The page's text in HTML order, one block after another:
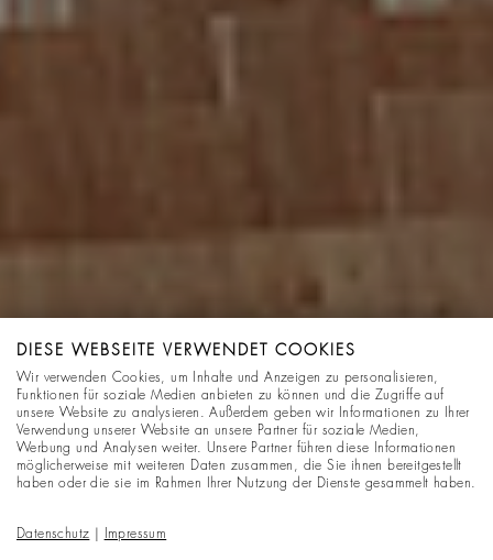
DIESE WEBSEITE VERWENDET COOKIES
Wir verwenden Cookies, um Inhalte und Anzeigen zu personalisieren,
Funktionen für soziale Medien anbieten zu können und die Zugriffe auf
unsere Website zu analysieren. Außerdem geben wir Informationen zu Ihrer
Verwendung unserer Website an unsere Partner für soziale Medien,
Werbung und Analysen weiter. Unsere Partner führen diese Informationen
möglicherweise mit weiteren Daten zusammen, die Sie ihnen bereitgestellt
haben oder die sie im Rahmen Ihrer Nutzung der Dienste gesammelt haben.
Datenschutz Impressum